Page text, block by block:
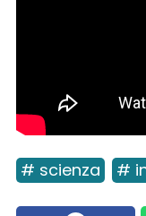
# scienza #